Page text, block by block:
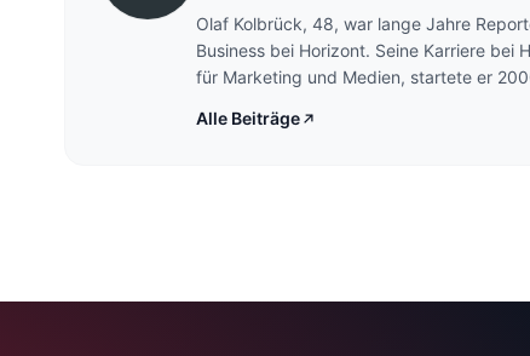
Olaf Kolbrück, 48, war lange Jahre
Business bei Horizont. Seine Karriere bei
für Marketing und Medien, startete er
den renommierten Marketing-Blog Off-
Alle Beiträge